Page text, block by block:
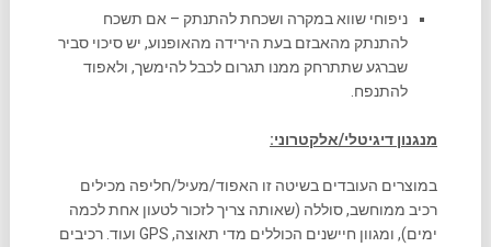
ניפוחי שווא במקרה ושכחת להתנתק – אם תשכח
להתנתק מהאבזם בעת הירידה מהאופנוע, יש סיכוי סביר
שברגע שתתרחק ממנו תגרום לכבל להימשך, ולאפוד
להתנפח.
מנגנון דיגיטלי/אלקטרוני:
במוצרים העובדים בשיטה זו האפוד/מעיל/חליפה מכילים
רכיב ממוחשב, סוללה (שאותה צריך לזכור לטעון אחת לכמה
ימים), ומגוון חיישנים הכוללים מדי תאוצה, GPS ועוד. רכיבים